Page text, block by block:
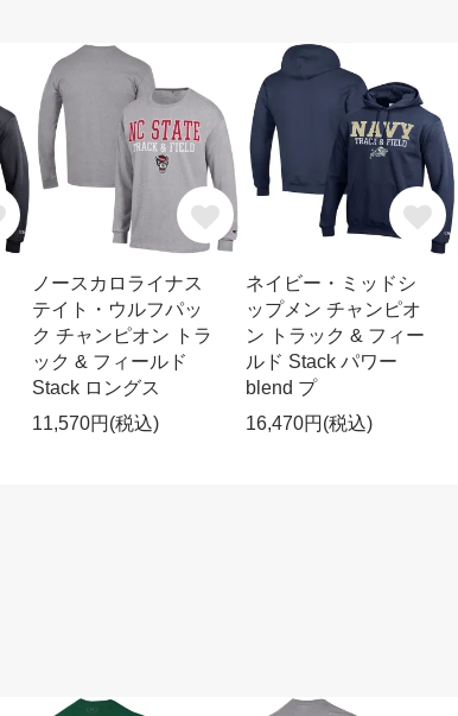
ノースカロライナス
テイト・ウルフパッ
ク チャンピオン トラ
ック & フィールド
Stack ロングス
11,570円(税込)
ネイビー・ミッドシ
ップメン チャンピオ
ン トラック & フィー
ルド Stack パワー
blend プ
16,470円(税込)